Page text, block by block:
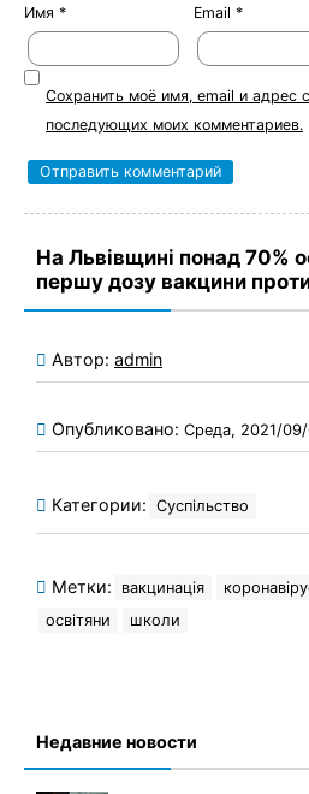
Имя * Email *
Сохранить моё имя, email и адрес
последующих моих комментариев.
На Львівщині понад 70%
першу дозу вакцини
Автор: admin
Опубликовано: Среда, 2021/
Категории: Суспільство
Метки: вакцинація
освітяни
школи
Недавние новости